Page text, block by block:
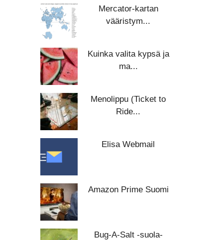
Mercator-kartan
vääristym...
Kuinka valita kypsä ja
ma...
Menolippu (Ticket to
Ride...
Elisa Webmail
Amazon Prime Suomi
Bug-A-Salt -suola-